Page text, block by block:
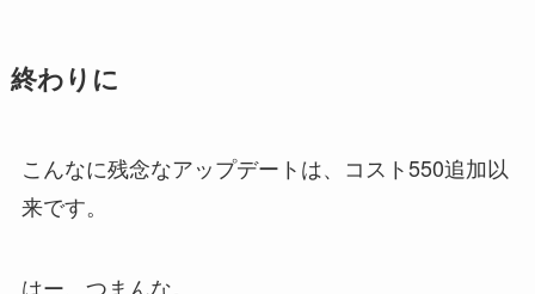
終わりに
こんなに残念なアップデートは、コスト550追加以
来です。
はー、つまんな。